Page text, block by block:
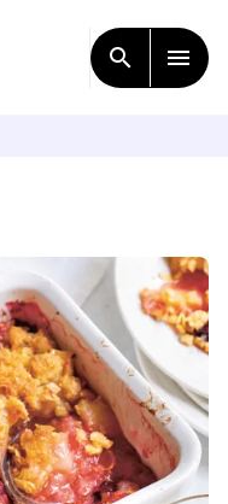
CONTENU
search menu